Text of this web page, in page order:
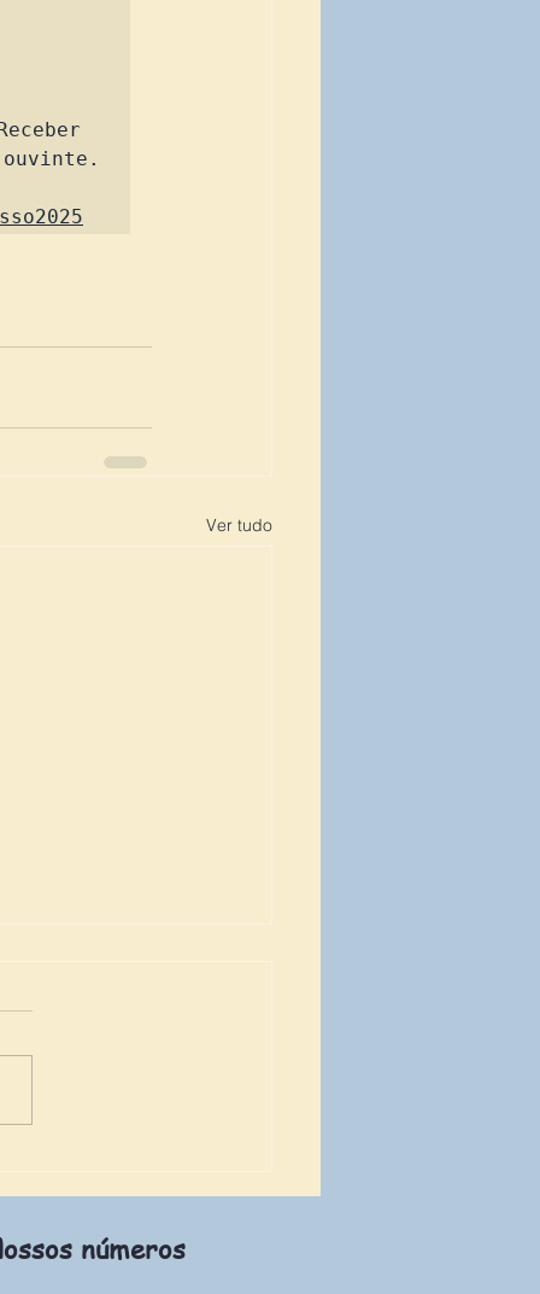
Ver tudo
números